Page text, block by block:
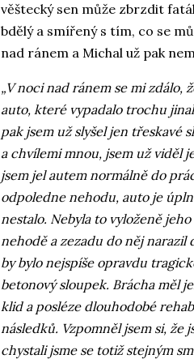
věštecký sen může zbrzdit
bdělý a smířený s tím, co se
nad ránem a Michal už pak
„V noci nad ránem se mi
auto, které vypadalo trochu
pak jsem už slyšel jen třeskavé
a chvílemi mnou, jsem už viděl
jsem jel autem normálně do
odpoledne nehodu, auto je
nestalo. Nebyla to vyloženě
nehodě a zezadu do něj
by bylo nejspíše opravdu
betonový sloupek. Brácha měl
klid a posléze dlouhodobé
následků. Vzpomněl jsem si, že
chystali jsme se totiž stejným